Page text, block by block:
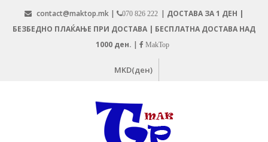
content
contact@maktop.mk | 070 826 222 | ДОСТАВА ЗА 1 ДЕН |
БЕЗБЕДНО ПЛАЌАЊЕ ПРИ ДОСТАВА | БЕСПЛАТНА ДОСТАВА НАД
1000 ден. | MakTop
MKD(ден)